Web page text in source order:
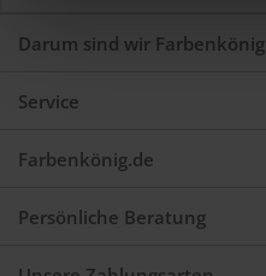
Darum sind wir Farbenkönig
Service
Farbenkönig.de
Persönliche Beratung